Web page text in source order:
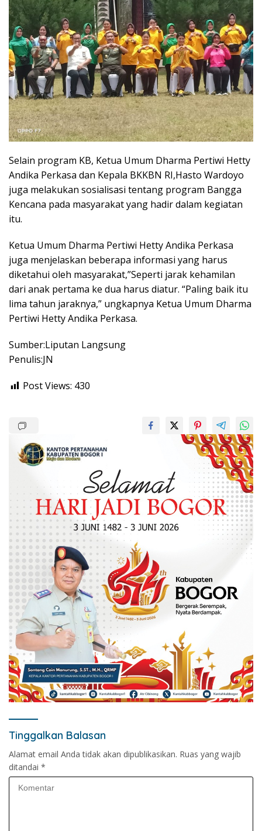
Selain program KB, Ketua Umum Dharma Pertiwi Hetty
Andika Perkasa dan Kepala BKKBN RI,Hasto Wardoyo
juga melakukan sosialisasi tentang program Bangga
Kencana pada masyarakat yang hadir dalam kegiatan
itu.
Ketua Umum Dharma Pertiwi Hetty Andika Perkasa
juga menjelaskan beberapa informasi yang harus
diketahui oleh masyarakat,”Seperti jarak kehamilan
dari anak pertama ke dua harus diatur. “Paling baik itu
lima tahun jaraknya,” ungkapnya Ketua Umum Dharma
Pertiwi Hetty Andika Perkasa.
Sumber:Liputan Langsung
Penulis:JN
Post Views: 430
Tinggalkan Balasan
Alamat email Anda tidak akan dipublikasikan. Ruas yang wajib
ditandai *